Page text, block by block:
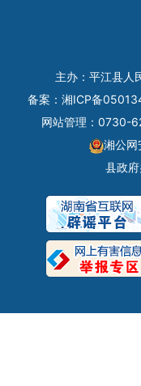
主办：平江县人
备案： 湘ICP备
网站管理：0730-
湘公
县政